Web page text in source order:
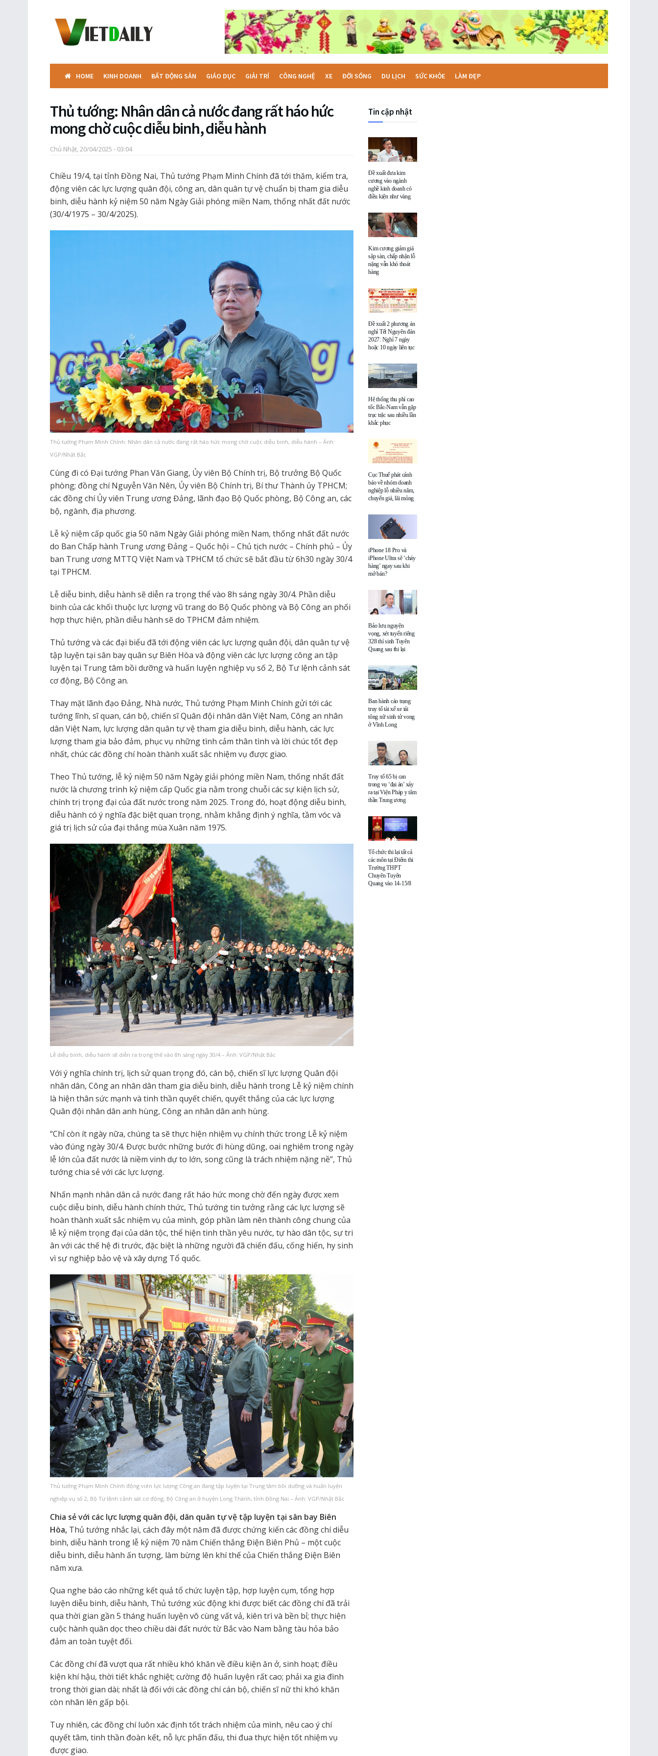
HOME KINH DOANH BẤT ĐỘNG SẢN GIÁO DỤC GIẢI TRÍ CÔNG NGHỆ XE ĐỜI SỐNG DU LỊCH SỨC KHỎE LÀM ĐẸP
Thủ tướng: Nhân dân cả nước đang rất háo hức
mong chờ cuộc diễu binh, diễu hành
Chủ Nhật, 20/04/2025 - 03:04
Chiều 19/4, tại tỉnh Đồng Nai, Thủ tướng Phạm Minh Chính đã tới thăm, kiểm tra,
động viên các lực lượng quân đội, công an, dân quân tự vệ chuẩn bị tham gia diễu
binh, diễu hành kỷ niệm 50 năm Ngày Giải phóng miền Nam, thống nhất đất nước
(30/4/1975 – 30/4/2025).
Thủ tướng Phạm Minh Chính: Nhân dân cả nước đang rất háo hức mong chờ cuộc diễu binh, diễu hành – Ảnh:
VGP/Nhật Bắc
Cùng đi có Đại tướng Phan Văn Giang, Ủy viên Bộ Chính trị, Bộ trưởng Bộ Quốc
phòng; đồng chí Nguyễn Văn Nên, Ủy viên Bộ Chính trị, Bí thư Thành ủy TPHCM;
các đồng chí Ủy viên Trung ương Đảng, lãnh đạo Bộ Quốc phòng, Bộ Công an, các
bộ, ngành, địa phương.
Lễ kỷ niệm cấp quốc gia 50 năm Ngày Giải phóng miền Nam, thống nhất đất nước
do Ban Chấp hành Trung ương Đảng – Quốc hội – Chủ tịch nước – Chính phủ – Ủy
ban Trung ương MTTQ Việt Nam và TPHCM tổ chức sẽ bắt đầu từ 6h30 ngày 30/4
tại TPHCM.
Lễ diễu binh, diễu hành sẽ diễn ra trọng thể vào 8h sáng ngày 30/4. Phần diễu
binh của các khối thuộc lực lượng vũ trang do Bộ Quốc phòng và Bộ Công an phối
hợp thực hiện, phần diễu hành sẽ do TPHCM đảm nhiệm.
Thủ tướng và các đại biểu đã tới động viên các lực lượng quân đội, dân quân tự vệ
tập luyện tại sân bay quân sự Biên Hòa và động viên các lực lượng công an tập
luyện tại Trung tâm bồi dưỡng và huấn luyện nghiệp vụ số 2, Bộ Tư lệnh cảnh sát
cơ động, Bộ Công an.
Thay mặt lãnh đạo Đảng, Nhà nước, Thủ tướng Phạm Minh Chính gửi tới các
tướng lĩnh, sĩ quan, cán bộ, chiến sĩ Quân đội nhân dân Việt Nam, Công an nhân
dân Việt Nam, lực lượng dân quân tự vệ tham gia diễu binh, diễu hành, các lực
lượng tham gia bảo đảm, phục vụ những tình cảm thân tình và lời chúc tốt đẹp
nhất, chúc các đồng chí hoàn thành xuất sắc nhiệm vụ được giao.
Theo Thủ tướng, lễ kỷ niệm 50 năm Ngày giải phóng miền Nam, thống nhất đất
nước là chương trình kỷ niệm cấp Quốc gia nằm trong chuỗi các sự kiện lịch sử,
chính trị trọng đại của đất nước trong năm 2025. Trong đó, hoạt động diễu binh,
diễu hành có ý nghĩa đặc biệt quan trọng, nhằm khẳng định ý nghĩa, tầm vóc và
giá trị lịch sử của đại thắng mùa Xuân năm 1975.
Lễ diễu binh, diễu hành sẽ diễn ra trọng thể vào 8h sáng ngày 30/4 – Ảnh: VGP/Nhật Bắc
Với ý nghĩa chính trị, lịch sử quan trọng đó, cán bộ, chiến sĩ lực lượng Quân đội
nhân dân, Công an nhân dân tham gia diễu binh, diễu hành trong Lễ kỷ niệm chính
là hiện thân sức mạnh và tinh thần quyết chiến, quyết thắng của các lực lượng
Quân đội nhân dân anh hùng, Công an nhân dân anh hùng.
“Chỉ còn ít ngày nữa, chúng ta sẽ thực hiện nhiệm vụ chính thức trong Lễ kỷ niệm
vào đúng ngày 30/4. Được bước những bước đi hùng dũng, oai nghiêm trong ngày
lễ lớn của đất nước là niềm vinh dự to lớn, song cũng là trách nhiệm nặng nề”, Thủ
tướng chia sẻ với các lực lượng.
Nhấn mạnh nhân dân cả nước đang rất háo hức mong chờ đến ngày được xem
cuộc diễu binh, diễu hành chính thức, Thủ tướng tin tưởng rằng các lực lượng sẽ
hoàn thành xuất sắc nhiệm vụ của mình, góp phần làm nên thành công chung của
lễ kỷ niệm trọng đại của dân tộc, thể hiện tinh thần yêu nước, tự hào dân tộc, sự tri
ân với các thế hệ đi trước, đặc biệt là những người đã chiến đấu, cống hiến, hy sinh
vì sự nghiệp bảo vệ và xây dựng Tổ quốc.
Thủ tướng Phạm Minh Chính động viên lực lượng Công an đang tập luyện tại Trung tâm bồi dưỡng và huấn luyện
nghiệp vụ số 2, Bộ Tư lệnh cảnh sát cơ động, Bộ Công an ở huyện Long Thành, tỉnh Đồng Nai – Ảnh: VGP/Nhật Bắc
Chia sẻ với các lực lượng quân đội, dân quân tự vệ tập luyện tại sân bay Biên
Hòa, Thủ tướng nhắc lại, cách đây một năm đã được chứng kiến các đồng chí diễu
binh, diễu hành trong lễ kỷ niệm 70 năm Chiến thắng Điện Biên Phủ – một cuộc
diễu binh, diễu hành ấn tượng, làm bừng lên khí thế của Chiến thắng Điện Biên
năm xưa.
Qua nghe báo cáo những kết quả tổ chức luyện tập, hợp luyện cụm, tổng hợp
luyện diễu binh, diễu hành, Thủ tướng xúc động khi được biết các đồng chí đã trải
qua thời gian gần 5 tháng huấn luyện vô cùng vất vả, kiên trì và bền bỉ; thực hiện
cuộc hành quân dọc theo chiều dài đất nước từ Bắc vào Nam bằng tàu hỏa bảo
đảm an toàn tuyệt đối.
Các đồng chí đã vượt qua rất nhiều khó khăn về điều kiện ăn ở, sinh hoạt; điều
kiện khí hậu, thời tiết khắc nghiệt; cường độ huấn luyện rất cao; phải xa gia đình
trong thời gian dài; nhất là đối với các đồng chí cán bộ, chiến sĩ nữ thì khó khăn
còn nhân lên gấp bội.
Tuy nhiên, các đồng chí luôn xác định tốt trách nhiệm của mình, nêu cao ý chí
quyết tâm, tinh thần đoàn kết, nỗ lực phấn đấu, thi đua thực hiện tốt nhiệm vụ
được giao.
Tin cập nhật
Đề xuất đưa kim
cương vào ngành
nghề kinh doanh có
điều kiện như vàng
Kim cương giảm giá
sập sàn, chấp nhận lỗ
nặng vẫn khó thoát
hàng
Đề xuất 2 phương án
nghỉ Tết Nguyên đán
2027: Nghỉ 7 ngày
hoặc 10 ngày liên tục
Hệ thống thu phí cao
tốc Bắc-Nam vẫn gặp
trục trặc sau nhiều lần
khắc phục
Cục Thuế phát cảnh
báo về nhóm doanh
nghiệp lỗ nhiều năm,
chuyển giá, lãi mỏng
iPhone 18 Pro và
iPhone Ultra sẽ ‘cháy
hàng’ ngay sau khi
mở bán?
Bảo lưu nguyện
vọng, xét tuyển riêng
328 thí sinh Tuyên
Quang sau thi lại
Ban hành cáo trạng
truy tố tài xế xe tải
tông nữ sinh tử vong
ở Vĩnh Long
Truy tố 65 bị can
trong vụ ‘đại án’ xảy
ra tại Viện Pháp y tâm
thần Trung ương
Tổ chức thi lại tất cả
các môn tại Điểm thi
Trường THPT
Chuyên Tuyên
Quang vào 14-15/8